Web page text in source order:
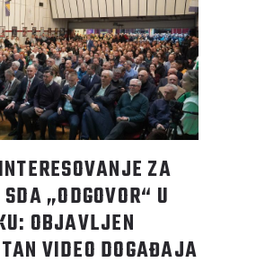
ZA
„ODGOVOR“ U
OBJAVLJEN
VIDEO DOGAĐAJA